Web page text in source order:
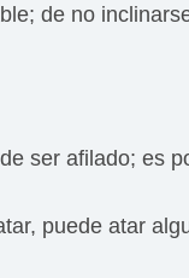
de no
ser afilado; es
puede atar